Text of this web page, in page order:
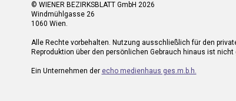
© WIENER BEZIRKSBLATT GmbH 2026
Windmühlgasse 26
1060 Wien.
Alle Rechte vorbehalten. Nutzung ausschließlich für den
Reproduktion über den persönlichen Gebrauch hinaus ist
Ein Unternehmen der echo medienhaus ges.m.b.h.